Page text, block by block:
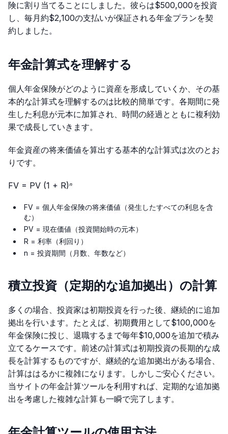
険に割り当てることにしました。彼らは$500,000を投資
し、毎月約$2,100の支払いが保証される年金プランを契
約しました。
年金計算式を理解する
個人年金保険がどのように資産を形成していくか、その基
本的な計算式を理解するのは比較的簡単です。各期間に発
生した利息が元本に加算され、時間の経過とともに複利効
果で成長していきます。
年金資産の将来価値を算出する基本的な計算式は次のとお
りです。
FV = PV (1 + R)ⁿ
FV = 個人年金保険の将来価値（発生したすべての利息を含
む）
PV = 現在価値（投資開始時の元本）
R = 利率（利回り）
n = 投資期間（月数、年数など）
積立投資（定期的な追加拠出）の計算
多くの場合、投資家は初期投資を行った後、継続的に追加
拠出を行います。たとえば、初期費用として$100,000を
年金保険に投じ、退職するまで毎年$10,000を追加で積み
立てるケースです。前述の計算式は初期投資の長期的な成
長を計算するものですが、継続的な追加拠出がある場合、
計算ははるかに複雑になります。しかしご安心ください。
当サイトの年金計算ツールを利用すれば、定期的な追加拠
出を考慮した複雑な計算も一瞬で完了します。